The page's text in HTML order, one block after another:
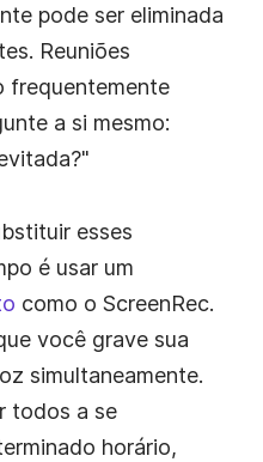
pode ser eliminada
Reuniões
frequentemente
a si mesmo:
esses
é usar um
como o ScreenRec.
você grave sua
simultaneamente.
todos a se
horário,